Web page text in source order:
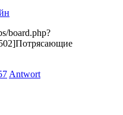
board.php?
Antwort